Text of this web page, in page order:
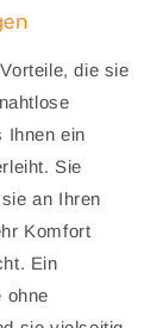
die sie
Ihnen ein
Sie
an Ihren
Komfort
Ein
ohne